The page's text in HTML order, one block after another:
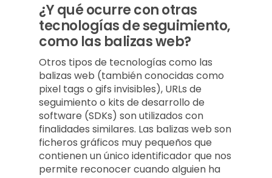
¿Y qué ocurre con otras
tecnologías de seguimiento,
como las balizas web?
Otros tipos de tecnologías como las
balizas web (también conocidas como
pixel tags o gifs invisibles), URLs de
seguimiento o kits de desarrollo de
software (SDKs) son utilizados con
finalidades similares. Las balizas web son
ficheros gráficos muy pequeños que
contienen un único identificador que nos
permite reconocer cuando alguien ha